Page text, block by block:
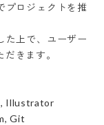
プロジェクトを推
た上で、ユーザー
きます。
Illustrator
Git